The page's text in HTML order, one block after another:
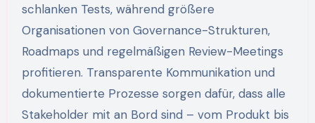
schlanken Tests, während größere
Organisationen von Governance-Strukturen,
Roadmaps und regelmäßigen Review-Meetings
profitieren. Transparente Kommunikation und
dokumentierte Prozesse sorgen dafür, dass alle
Stakeholder mit an Bord sind – vom Produkt bis